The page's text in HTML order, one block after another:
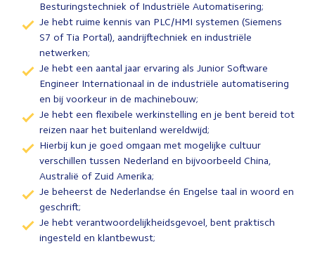
Besturingstechniek of Industriële Automatisering;
Je hebt ruime kennis van PLC/HMI systemen (Siemens
S7 of Tia Portal), aandrijftechniek en industriële
netwerken;
Je hebt een aantal jaar ervaring als Junior Software
Engineer Internationaal in de industriële automatisering
en bij voorkeur in de machinebouw;
Je hebt een flexibele werkinstelling en je bent bereid tot
reizen naar het buitenland wereldwijd;
Hierbij kun je goed omgaan met mogelijke cultuur
verschillen tussen Nederland en bijvoorbeeld China,
Australië of Zuid Amerika;
Je beheerst de Nederlandse én Engelse taal in woord en
geschrift;
Je hebt verantwoordelijkheidsgevoel, bent praktisch
ingesteld en klantbewust;